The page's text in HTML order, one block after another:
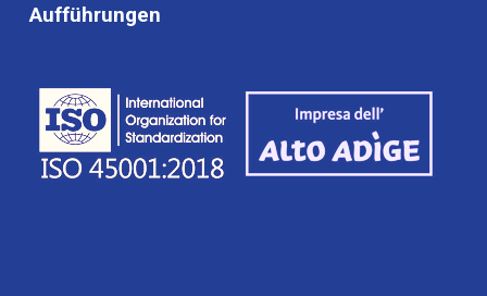
Aufführungen